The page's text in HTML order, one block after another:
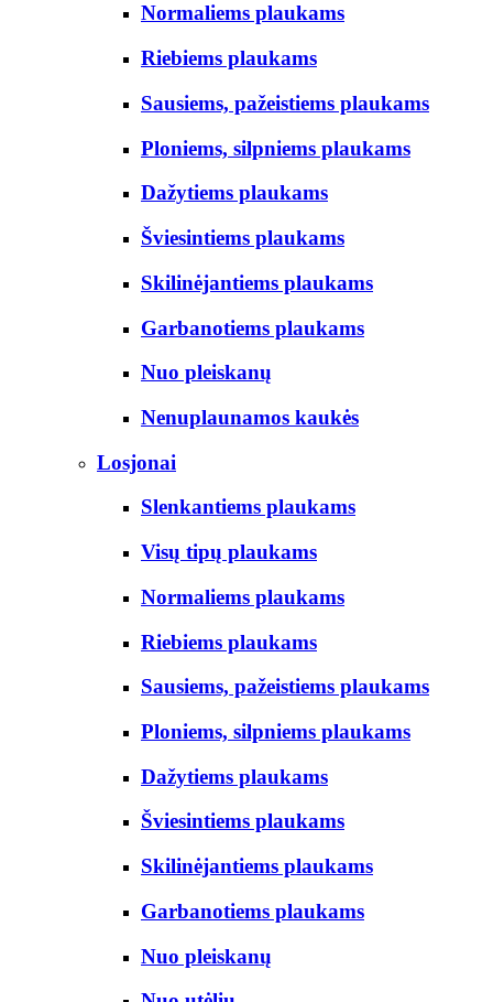
Normaliems plaukams
Riebiems plaukams
Sausiems, pažeistiems plaukams
Ploniems, silpniems plaukams
Dažytiems plaukams
Šviesintiems plaukams
Skilinėjantiems plaukams
Garbanotiems plaukams
Nuo pleiskanų
Nenuplaunamos kaukės
Losjonai
Slenkantiems plaukams
Visų tipų plaukams
Normaliems plaukams
Riebiems plaukams
Sausiems, pažeistiems plaukams
Ploniems, silpniems plaukams
Dažytiems plaukams
Šviesintiems plaukams
Skilinėjantiems plaukams
Garbanotiems plaukams
Nuo pleiskanų